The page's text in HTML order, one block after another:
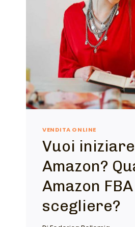
VENDITA ONLINE
Vuoi
Amazon?
Amazon
scegliere?